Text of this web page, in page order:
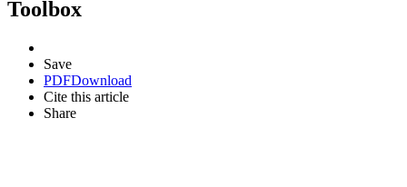
Toolbox
Save
PDFDownload
Cite this article
Share